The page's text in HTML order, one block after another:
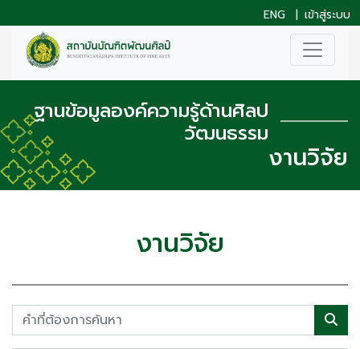
ENG | เข้าสู่ระบบ
ฐานข้อมูลองค์ความรู้ด้านศิลป
วัฒนธรรม
งานวิจัย
งานวิจัย